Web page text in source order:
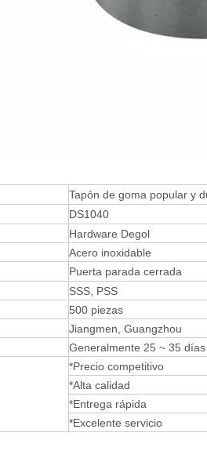
Tapón de goma popular y
DS1040
Hardware Degol
Acero inoxidable
Puerta parada cerrada
SSS, PSS
500 piezas
Jiangmen, Guangzhou
Generalmente 25 ~ 35 días
*Precio competitivo
*Alta calidad
*Entrega rápida
*Excelente servicio